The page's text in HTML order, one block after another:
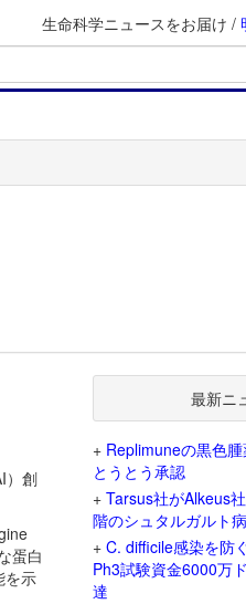
生命科学ニュースをお届け /
）創
蛋白
を示
最新ニ
+ Replimuneの黒色
とうとう承認
+ Tarsus社がAlkeus
階のシュタルガルト
+ C. difficile感染を防
Ph3試験資金6000万
達